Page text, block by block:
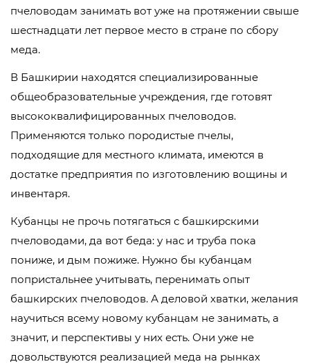
пчеловодам занимать вот уже на протяжении свыше
шестнадцати лет первое место в стране по сбору
меда.
В Башкирии находятся специализированные
общеобразовательные учреждения, где готовят
высококвалифицированных пчеловодов.
Применяются только породистые пчелы,
подходящие для местного климата, имеются в
достатке предприятия по изготовлению вощины и
инвентаря.
Кубанцы не прочь потягаться с башкирскими
пчеловодами, да вот беда: у нас и труба пока
пониже, и дым пожиже. Нужно бы кубанцам
попристальнее учитывать, перенимать опыт
башкирских пчеловодов. А деловой хватки, желания
научиться всему новому кубанцам не занимать, а
значит, и перспективы у них есть. Они уже не
довольствуются реализацией меда на рынках